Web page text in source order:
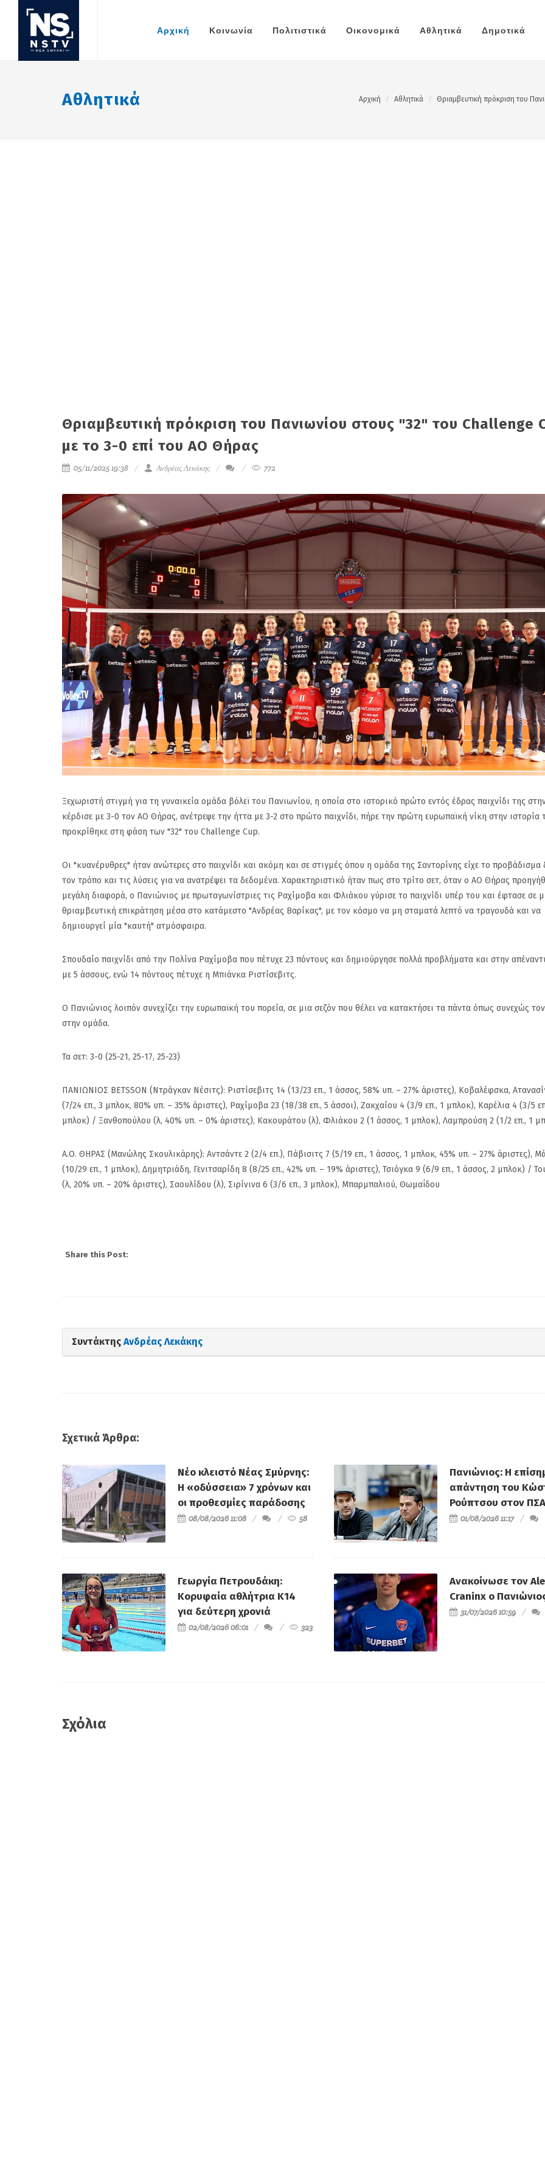
Αρχική Κοινωνία Πολιτιστικά Οικονομικά Αθλητικά Δημοτικά
Αθλητικά Αρχική Αθλητικά Θριαμβευτική πρόκριση του
Θριαμβευτική πρόκριση του Πανιωνίου στους "32" του Challenge
με το 3-0 επί του ΑΟ Θήρας
05/11/2025 19:38 Ανδρέας Λεκάκης 772
Ξεχωριστή στιγμή για τη γυναικεία ομάδα βόλεϊ του Πανιωνίου, η οποία στο ιστορικό πρώτο εντός έδρας παιχνίδι της
κέρδισε με 3-0 τον ΑΟ Θήρας, ανέτρεψε την ήττα με 3-2 στο πρώτο παιχνίδι, πήρε την πρώτη ευρωπαϊκή νίκη στην ιστορία
προκρίθηκε στη φάση των "32" του Challenge Cup.
Οι "κυανέρυθρες" ήταν ανώτερες στο παιχνίδι και ακόμη και σε στιγμές όπου η ομάδα της Σαντορίνης είχε το προβάδισμα
τον τρόπο και τις λύσεις για να ανατρέψει τα δεδομένα. Χαρακτηριστικό ήταν πως στο τρίτο σετ, όταν ο ΑΟ Θήρας
μεγάλη διαφορά, ο Πανιώνιος με πρωταγωνίστριες τις Ραχίμοβα και Φλιάκου γύρισε το παιχνίδι υπέρ του και έφτασε σε
θριαμβευτική επικράτηση μέσα στο κατάμεστο "Ανδρέας Βαρίκας", με τον κόσμο να μη σταματά λεπτό να τραγουδά και να
δημιουργεί μία "καυτή" ατμόσφαιρα.
Σπουδαίο παιχνίδι από την Πολίνα Ραχίμοβα που πέτυχε 23 πόντους και δημιούργησε πολλά προβλήματα και στην
με 5 άσσους, ενώ 14 πόντους πέτυχε η Μπιάνκα Ριστίσεβιτς.
Ο Πανιώνιος λοιπόν συνεχίζει την ευρωπαϊκή του πορεία, σε μια σεζόν που θέλει να κατακτήσει τα πάντα όπως συνεχώς
στην ομάδα.
Τα σετ: 3-0 (25-21, 25-17, 25-23)
ΠΑΝΙΩΝΙΟΣ BETSSON (Ντράγκαν Νέσιτς): Ριστίσεβιτς 14 (13/23 επ., 1 άσσος, 58% υπ. – 27% άριστες), Κοβαλέφσκα,
(7/24 επ., 3 μπλοκ, 80% υπ. – 35% άριστες), Ραχίμοβα 23 (18/38 επ., 5 άσσοι), Ζακχαίου 4 (3/9 επ., 1 μπλοκ), Καρέλια 4 (3/5
μπλοκ) / Ξανθοπούλου (λ, 40% υπ. – 0% άριστες), Κακουράτου (λ), Φλιάκου 2 (1 άσσος, 1 μπλοκ), Λαμπρούση 2 (1/2 επ., 1
Α.Ο. ΘΗΡΑΣ (Μανώλης Σκουλικάρης): Αντσάντε 2 (2/4 επ.), Πάβισιτς 7 (5/19 επ., 1 άσσος, 1 μπλοκ, 45% υπ. – 27% άριστες),
(10/29 επ., 1 μπλοκ), Δημητριάδη, Γενιτσαρίδη 8 (8/25 επ., 42% υπ. – 19% άριστες), Τσιόγκα 9 (6/9 επ., 1 άσσος, 2 μπλοκ) /
(λ, 20% υπ. – 20% άριστες), Σαουλίδου (λ), Σιρίνινα 6 (3/6 επ., 3 μπλοκ), Μπαρμπαλιού, Θωμαΐδου
Share this Post:
Συντάκτης Ανδρέας Λεκάκης
Σχετικά Άρθρα:
Νέο κλειστό Νέας Σμύρνης:
Η «οδύσσεια» 7 χρόνων και
οι προθεσμίες παράδοσης
08/08/2026 11:08 58
Γεωργία Πετρουδάκη:
Κορυφαία αθλήτρια Κ14
για δεύτερη χρονιά
02/08/2026 06:01 323
Πανιώνιος: Η
απάντηση του
Ρούπτσου στον
01/08/2026 11:17
Ανακοίνωσε τον
Craninx ο
31/07/2026 10:59
Σχόλια
Πανιώνιος: Η επίσημη
απάντηση του Κώστα
Ρούπτσου στον ΠΣΑΠΠ
Ανακοίνωσε τον Alex
Craninx ο Πανιώνιος
Πανιώνιος: Η
απάντηση
Ρούπτσου